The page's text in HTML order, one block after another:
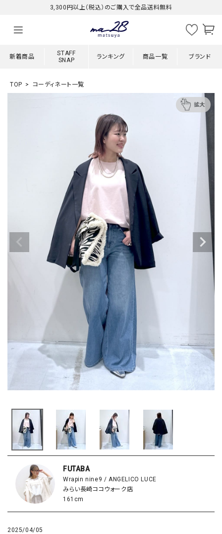
3,300円以上（税込）のご購入で全品送料無料
新着商品
STAFF
SNAP
ランキング 商品一覧 ブランド
TOP コーディネート一覧
FUTABA
Wrapin nine9 / ANGELICO LUCE
みらい長崎ココウォーク店
161cm
2025/04/05